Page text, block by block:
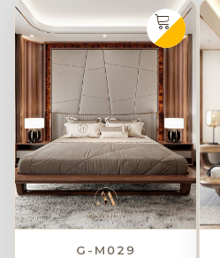
G-M029